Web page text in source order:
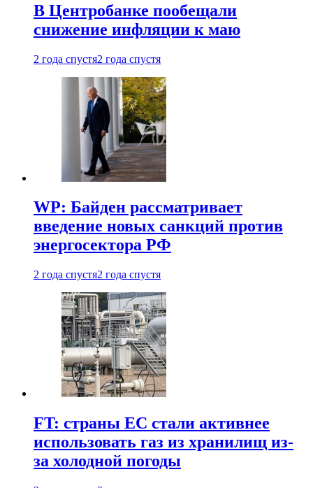
В Центробанке пообещали
снижение инфляции к маю
2 года спустя2 года спустя
WP: Байден рассматривает
введение новых санкций против
энергосектора РФ
2 года спустя2 года спустя
FT: страны ЕС стали активнее
использовать газ из хранилищ из-
за холодной погоды